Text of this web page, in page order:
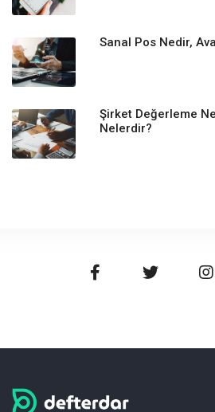
Sanal Pos Nedir,
Şirket Değerleme
Nelerdir?